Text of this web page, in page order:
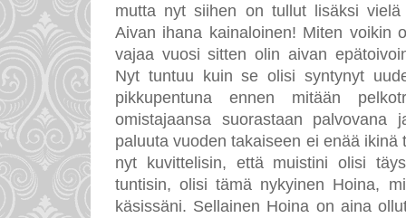
mutta nyt siihen on tullut lisäksi
Aivan ihana kainaloinen! Miten voikin
vajaa vuosi sitten olin aivan
Nyt tuntuu kuin se olisi syntynyt
pikkupentuna ennen mitään
omistajaansa suorastaan
paluuta vuoden takaiseen ei enää
nyt kuvittelisin, että muistini olisi
tuntisin, olisi tämä nykyinen Hoina,
käsissäni. Sellainen Hoina on aina